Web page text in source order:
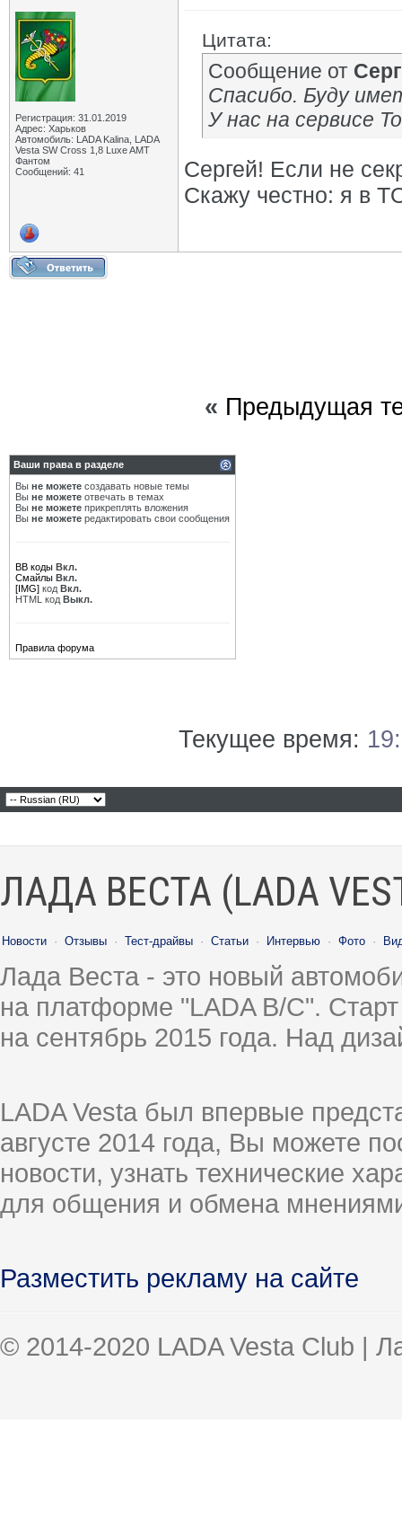
Регистрация: 31.01.2019
Адрес: Харьков
Автомобиль: LADA Kalina, LADA
Vesta SW Cross 1,8 Luxe AMT
Фантом
Сообщений: 41
Цитата:
Сообщение от
Спасибо. Буду
У нас на сервисе
Сергей! Если не
Скажу честно: я в
« Предыдущая
Ваши права в разделе
Вы не можете создавать новые темы
Вы не можете отвечать в темах
Вы не можете прикреплять вложения
Вы не можете редактировать свои сообщения
BB коды Вкл.
Смайлы Вкл.
[IMG] код Вкл.
HTML код Выкл.
Правила форума
Текущее время:
ЛАДА ВЕСТА (LADA
Новости · Отзывы · Тест-драйвы · Статьи · Интервью · Фото ·
Лада Веста - это новый
на платформе "LADA B/C".
на сентябрь 2015 года. Над
LADA Vesta был впервые
августе 2014 года, Вы можете
новости, узнать технические
для общения и обмена
Разместить рекламу на сайте
© 2014-2020 LADA Vesta Club |